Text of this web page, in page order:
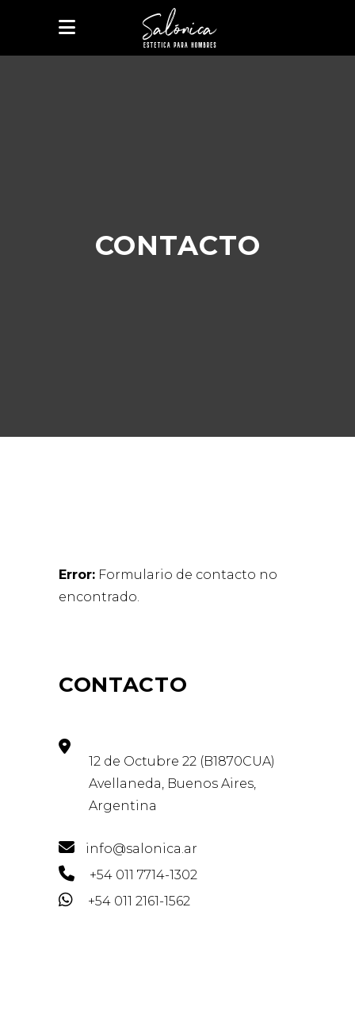
CONTACTO
Error: Formulario de contacto no
encontrado.
CONTACTO
12 de Octubre 22 (B1870CUA)
Avellaneda, Buenos Aires,
Argentina
info@salonica.ar
+54 011 7714-1302
+54 011 2161-1562